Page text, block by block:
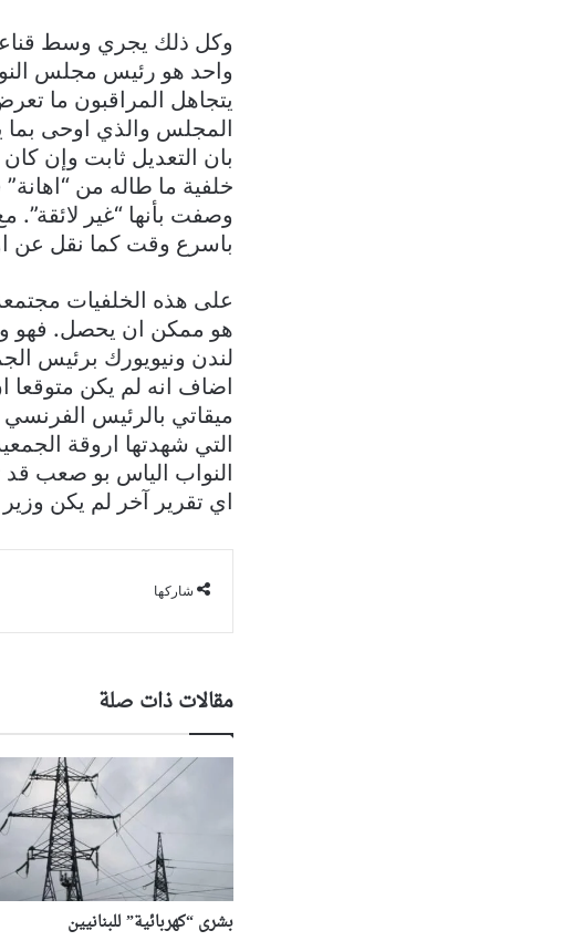
وكل ذلك يجري وسط
واحد هو رئيس مجلس
يتجاهل المراقبون ما
المجلس والذي اوحى بما
بان التعديل ثابت وإن
خلفية ما طاله من
وصفت بأنها “غير
باسرع وقت كما نقل عن
على هذه الخلفيات
هو ممكن ان يحصل. فهو
لندن ونيويورك برئيس
اضاف انه لم يكن متوقعا
ميقاتي بالرئيس
التي شهدتها اروقة
النواب الياس بو صعب قد
اي تقرير آخر لم يكن
شاركها
مقالات ذات صلة
بشرى “كهربائية” للبنانيين